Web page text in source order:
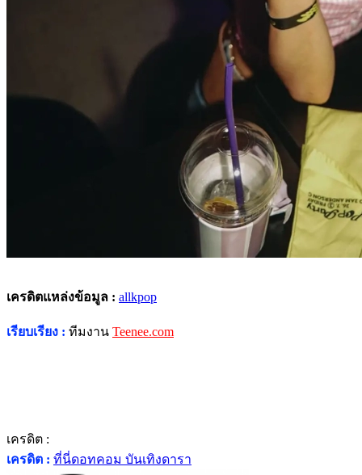
เครดิตแหล่งข้อมูล : allkpop
เรียบเรียง : ทีมงาน Teenee.com
เครดิต :
เครดิต : ที่นี่ดอทคอม บันเทิงดารา